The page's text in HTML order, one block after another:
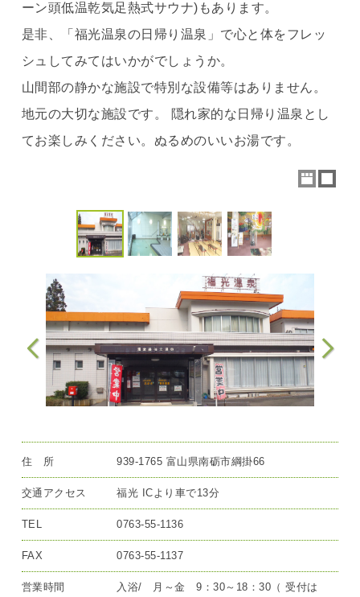
ーン頭低温乾気足熱式サウナ)もあります。
是非、「福光温泉の日帰り温泉」で心と体をフレッ
シュしてみてはいかがでしょうか。
山間部の静かな施設で特別な設備等はありません。
地元の大切な施設です。 隠れ家的な日帰り温泉とし
てお楽しみください。ぬるめのいいお湯です。
住 所 939-1765 富山県南砺市綱掛66
交通アクセス 福光 ICより車で13分
TEL 0763-55-1136
FAX 0763-55-1137
営業時間
入浴/ 月～金 9：30～18：30（ 受付は